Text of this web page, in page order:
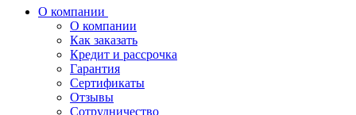
О компании
О компании
Как заказать
Кредит и рассрочка
Гарантия
Сертификаты
Отзывы
Сотрудничество